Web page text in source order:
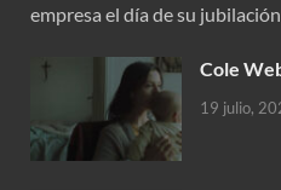
empresa el día de su
Cole
19 julio,